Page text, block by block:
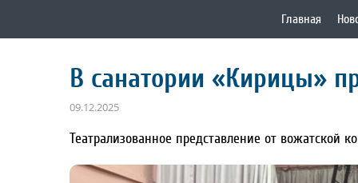
Главная
В санатории «Кирицы»
09.12.2025
Театрализованное представление от